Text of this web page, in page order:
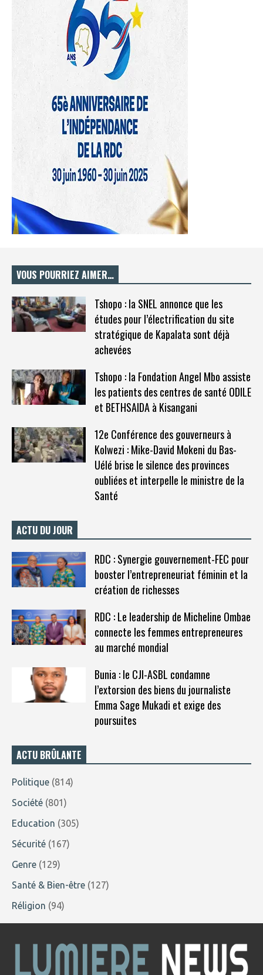
VOUS POURRIEZ AIMER…
Tshopo : la SNEL annonce que les
études pour l’électrification du site
stratégique de Kapalata sont déjà
achevées
Tshopo : la Fondation Angel Mbo assiste
les patients des centres de santé ODILE
et BETHSAIDA à Kisangani
12e Conférence des gouverneurs à
Kolwezi : Mike-David Mokeni du Bas-
Uélé brise le silence des provinces
oubliées et interpelle le ministre de la
Santé
ACTU DU JOUR
RDC : Synergie gouvernement-FEC pour
booster l’entrepreneuriat féminin et la
création de richesses
RDC : Le leadership de Micheline Ombae
connecte les femmes entrepreneures
au marché mondial
Bunia : le CJI-ASBL condamne
l’extorsion des biens du journaliste
Emma Sage Mukadi et exige des
poursuites
ACTU BRÛLANTE
Politique (814)
Société (801)
Education (305)
Sécurité (167)
Genre (129)
Santé & Bien-être (127)
Réligion (94)